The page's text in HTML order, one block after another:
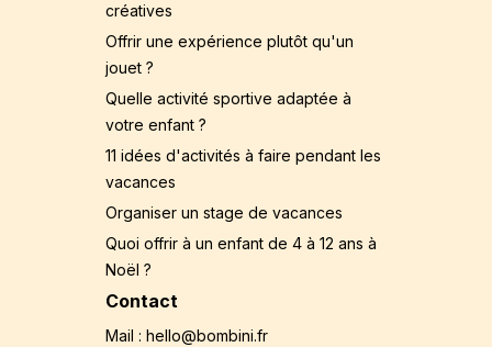
créatives
Offrir une expérience plutôt qu'un
jouet ?
Quelle activité sportive adaptée à
votre enfant ?
11 idées d'activités à faire pendant les
vacances
Organiser un stage de vacances
Quoi offrir à un enfant de 4 à 12 ans à
Noël ?
Contact
Mail : hello@bombini.fr